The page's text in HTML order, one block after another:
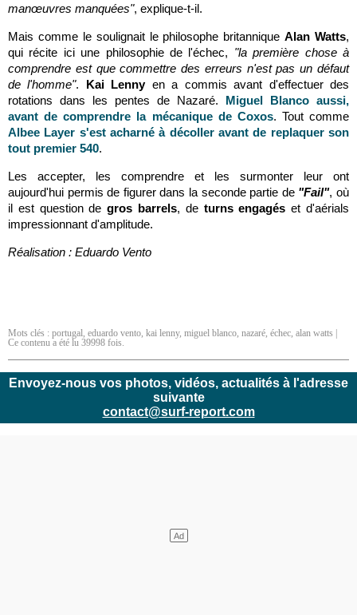
manœuvres manquées", explique-t-il.
Mais comme le soulignait le philosophe britanniqueAlan Watts,
qui récite ici une philosophie de l'échec, "la première chose à
comprendre est que commettre des erreurs n'est pas un défaut
de l'homme". Kai Lennyen a commis avant d'effectuer des
rotations dans les pentes de Nazaré. Miguel Blanco aussi,
avant de comprendre la mécanique de Coxos. Tout comme
Albee Layer s'est acharné à décoller avant de replaquer son
tout premier 540.
Les accepter, les comprendre et les surmonter leur ont
aujourd'hui permis de figurer dans la seconde partie de"Fail", où
il est question degros barrels, de turns engagés et d'aérials
impressionnant d'amplitude.
Réalisation : Eduardo Vento
Mots clés : portugal, eduardo vento, kai lenny, miguel blanco, nazaré, échec, alan watts
Ce contenu a été lu 39998 fois.
Envoyez-nous vos photos, vidéos, actualités à l'adresse
suivante
contact@surf-report.com